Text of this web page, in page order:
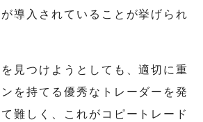
導入されていることが挙げられ
見つけようとしても、適切に重
を持てる優秀なトレーダーを発
難しく、これがコピートレード